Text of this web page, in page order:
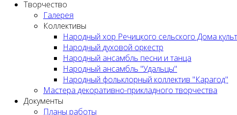
Творчество
Галерея
Коллективы
Народный хор Речицкого сельского Дома
Народный духовой оркестр
Народный ансамбль песни и танца
Народный ансамбль "Удальцы"
Народный фольклорный коллектив "Карагод"
Мастера декоративно-прикладного творчества
Документы
Планы работы